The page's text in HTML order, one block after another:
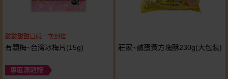
酸酸甜甜口感一次到位
有顆梅~台灣冰梅片(15g)
專區滿額贈
莊家~鹹蛋黃方塊酥230g(大包裝)